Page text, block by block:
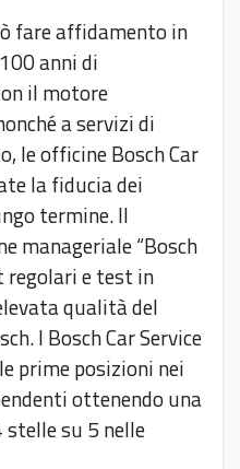
fare affidamento in
anni di
il motore
a servizi di
le officine Bosch Car
la fiducia dei
termine. Il
manageriale “Bosch
regolari e test in
qualità del
I Bosch Car Service
prime posizioni nei
ottenendo una
su 5 nelle